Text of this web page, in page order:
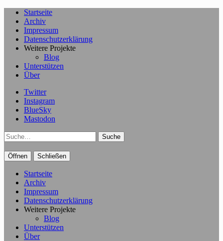
Startseite
Archiv
Impressum
Datenschutzerklärung
Weitere Projekte
Blog
Unterstützen
Über
Twitter
Instagram
BlueSky
Mastodon
Suche
Öffnen Schließen
Startseite
Archiv
Impressum
Datenschutzerklärung
Weitere Projekte
Blog
Unterstützen
Über